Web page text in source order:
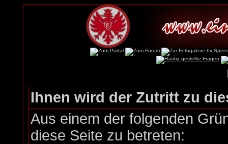
Ihnen wird der Zutritt zu
Aus einem der folgenden
diese Seite zu betreten: